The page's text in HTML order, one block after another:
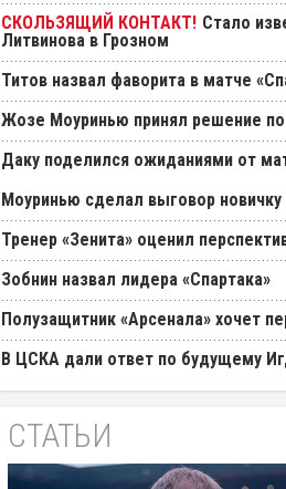
Стало
Литвинова в Грозном
Титов назвал фаворита в матче
Жозе Моуринью принял решение
Даку поделился ожиданиями от
Моуринью сделал выговор
Тренер «Зенита» оценил
Зобнин назвал лидера «Спартака»
Полузащитник «Арсенала» хочет
В ЦСКА дали ответ по будущему
СТАТЬИ